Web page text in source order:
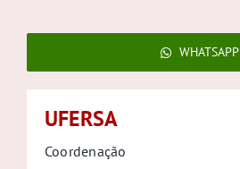
WHATSAPP
UFERSA
Coordenação